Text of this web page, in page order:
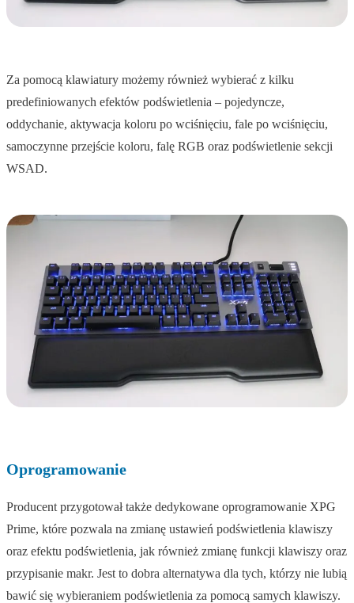
Za pomocą klawiatury możemy również wybierać z kilku
predefiniowanych efektów podświetlenia – pojedyncze,
oddychanie, aktywacja koloru po wciśnięciu, fale po wciśnięciu,
samoczynne przejście koloru, falę RGB oraz podświetlenie sekcji
WSAD.
Oprogramowanie
Producent przygotował także dedykowane oprogramowanie XPG
Prime, które pozwala na zmianę ustawień podświetlenia klawiszy
oraz efektu podświetlenia, jak również zmianę funkcji klawiszy oraz
przypisanie makr. Jest to dobra alternatywa dla tych, którzy nie lubią
bawić się wybieraniem podświetlenia za pomocą samych klawiszy.